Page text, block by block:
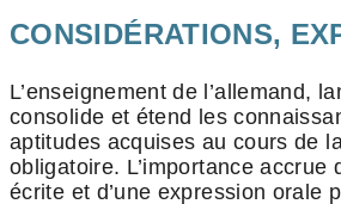
CONSIDÉRATIONS,
L’enseignement de l’allemand,
consolide et étend les
aptitudes acquises au cours de
obligatoire. L’importance accrue
écrite et d’une expression orale